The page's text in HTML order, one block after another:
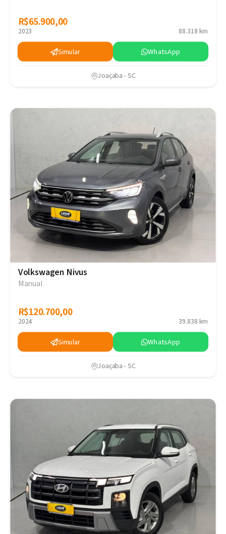
R$65.900,00
R$65.900,00
2023 88.318 km
Simular WhatsApp
Joaçaba - SC
Volkswagen Nivus
Manual
R$120.700,00
R$120.700,00
2024 39.838 km
Simular WhatsApp
Joaçaba - SC